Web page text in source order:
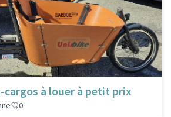
cargos à louer à petit prix
0